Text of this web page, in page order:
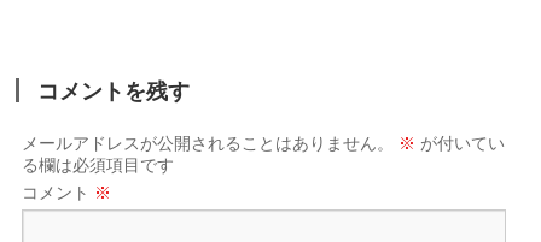
コメントを残す
メールアドレスが公開されることはありません。 ※ が付いてい
る欄は必須項目です
コメント ※